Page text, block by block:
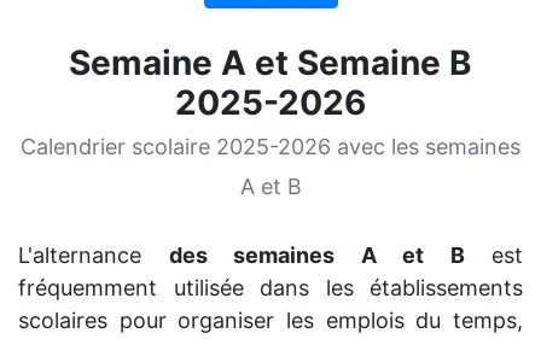
Semaine A et Semaine B
2025-2026
Calendrier scolaire 2025-2026 avec les semaines
A et B
L'alternance des semaines A et Best
fréquemment utilisée dans les établissements
scolaires pour organiser les emplois du temps,